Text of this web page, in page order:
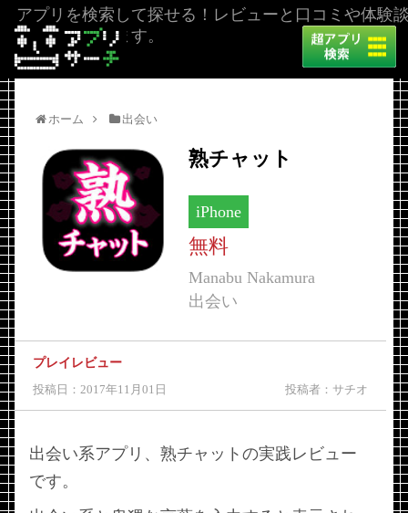
アプリを検索して探せる！レビューと口コミや体験
を掲載しています。
ホーム 出会い
熟チャット
iPhone
無料
Manabu Nakamura
出会い
プレイレビュー
投稿日：2017年11月01日 投稿者：サチオ
出会い系アプリ、熟チャットの実践レビュー
です。